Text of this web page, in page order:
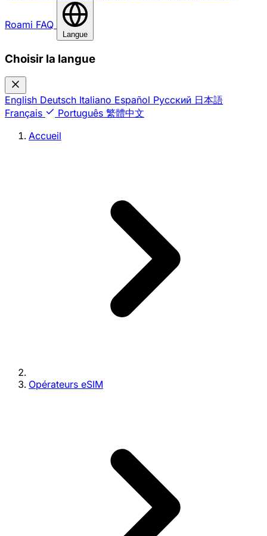
Roami FAQ
Langue
Choisir la langue
English Deutsch Italiano Español Русский 日本語
Français
Português 繁體中文
Accueil
Opérateurs eSIM